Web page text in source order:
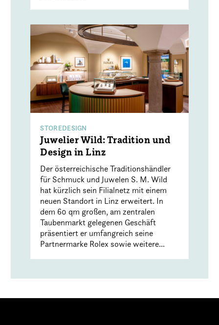
STOREDESIGN
Juwelier Wild: Tradition und
Design in Linz
Der österreichische Traditionshändler
für Schmuck und Juwelen S. M. Wild
hat kürzlich sein Filialnetz mit einem
neuen Standort in Linz erweitert. In
dem 60 qm großen, am zentralen
Taubenmarkt gelegenen Geschäft
präsentiert er umfangreich seine
Partnermarke Rolex sowie weitere...